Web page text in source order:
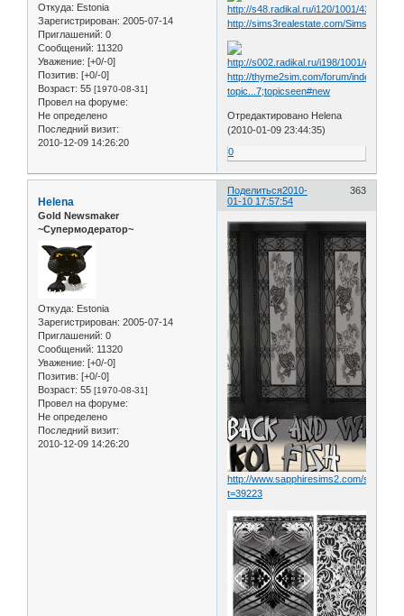
Откуда: Estonia
Зарегистрирован: 2005-07-14
Приглашений: 0
Сообщений: 11320
Уважение: [+0/-0]
Позитив: [+0/-0]
Возраст: 55 [1970-08-31]
Провел на форуме:
Не определено
Последний визит:
2010-12-09 14:26:20
http://sims3realestate.com/
http://thyme2sim.com/forum/index.php?
topic...7;topicseen#new
Отредактировано Helena
(2010-01-09 23:44:35)
0
Поделиться 363
2010-
01-10 17:57:54
Helena
Gold Newsmaker
~Супермодератор~
Откуда: Estonia
Зарегистрирован: 2005-07-14
Приглашений: 0
Сообщений: 11320
Уважение: [+0/-0]
Позитив: [+0/-0]
Возраст: 55 [1970-08-31]
Провел на форуме:
Не определено
Последний визит:
2010-12-09 14:26:20
http://www.sapphiresims2.com/
t=39223